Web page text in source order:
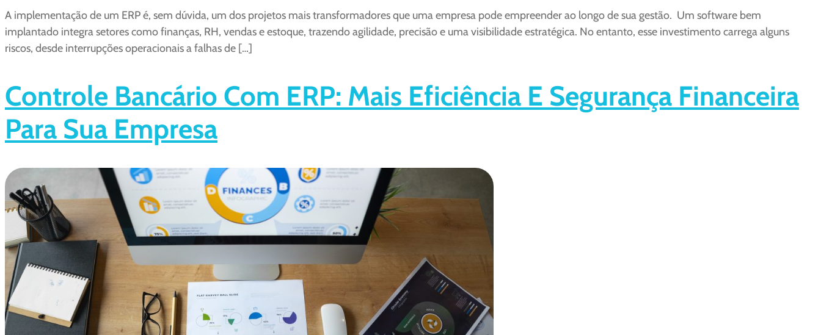
A implementação de um ERP é, sem dúvida, um dos projetos mais transformadores que uma empresa pode empreender ao longo de sua gestão. Um software bem
implantado integra setores como finanças, RH, vendas e estoque, trazendo agilidade, precisão e uma visibilidade estratégica. No entanto, esse investimento carrega alguns
riscos, desde interrupções operacionais a falhas de […]
Controle Bancário Com ERP: Mais Eficiência E Segurança Financeira
Para Sua Empresa